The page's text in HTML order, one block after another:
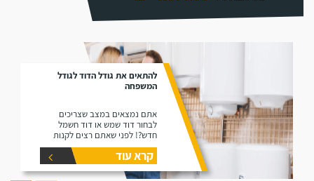
להתאים את גודל הדוד לגודל
המשפחה
אתם נמצאים במצב שצריכים
לבחור דוד שמש או דוד חשמל
חדש?! לפני שאתם רצים לקנות
דוד תקרו את המאמר זה הוא נותן
את המידע הפורט על נפחים שונים
של דודים ואיזה דוד הכי יתאים
עבורכם.
קרא עוד